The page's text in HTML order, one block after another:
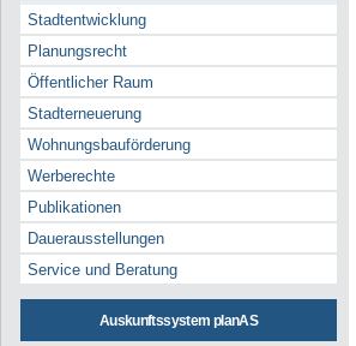
Stadtentwicklung
Planungsrecht
Öffentlicher Raum
Stadterneuerung
Wohnungsbauförderung
Werberechte
Publikationen
Dauerausstellungen
Service und Beratung
Auskunftssystem planAS